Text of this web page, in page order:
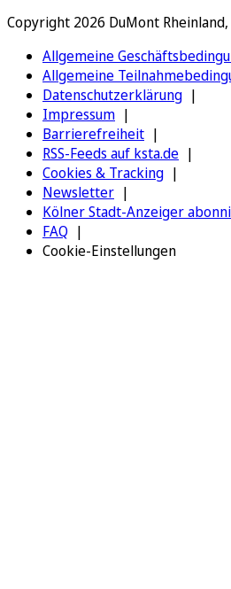
Copyright 2026 DuMont
Allgemeine
Allgemeine
Datenschutzerklärung
Impressum
Barrierefreiheit
RSS-Feeds auf ksta.de
Cookies & Tracking
Newsletter
Kölner Stadt-Anzeiger
FAQ
Cookie-Einstellungen